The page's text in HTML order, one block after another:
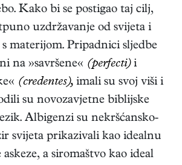
Kako bi se postigao taj cilj,
uzdržavanje od svijeta i
materijom. Pripadnici sljedbe
na »savršene« (perfecti)i
(credentes), imali su svoj viši i
su novozavjetne biblijske
Albigenzi su nekršćansko-
svijeta prikazivali kao idealnu
a siromaštvo kao ideal